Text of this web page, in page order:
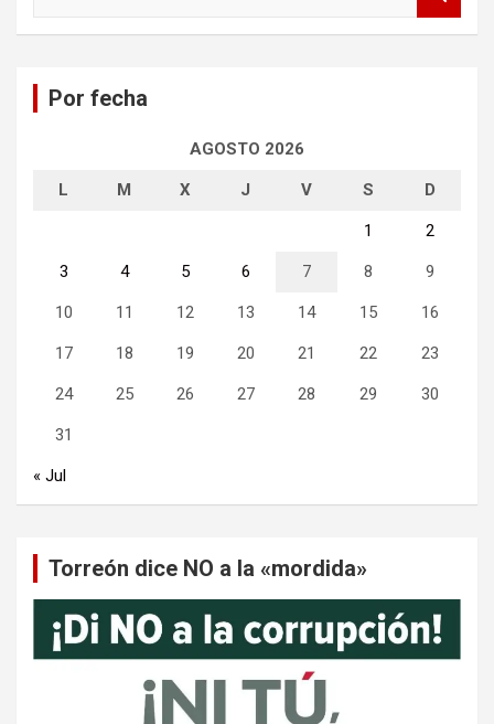
Por fecha
AGOSTO 2026
L M X J V S D
1 2
3 4 5 6 7 8 9
10 11 12 13 14 15 16
17 18 19 20 21 22 23
24 25 26 27 28 29 30
31
« Jul
Torreón dice NO a la «mordida»